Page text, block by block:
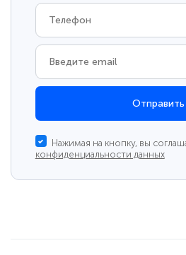
Отправить
Нажимая на кнопку, вы
конфиденциальности данных